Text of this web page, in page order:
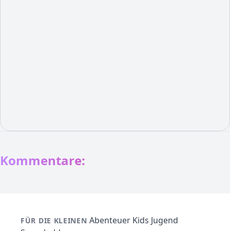
Kommentare:
FÜR DIE KLEINEN Abenteuer Kids Jugend